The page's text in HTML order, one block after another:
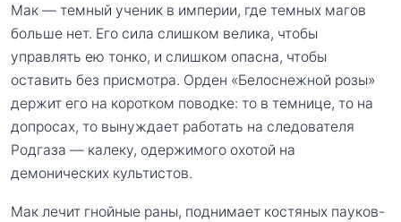
Мак — темный ученик в империи, где темных магов
больше нет. Его сила слишком велика, чтобы
управлять ею тонко, и слишком опасна, чтобы
оставить без присмотра. Орден «Белоснежной розы»
держит его на коротком поводке: то в темнице, то на
допросах, то вынуждает работать на следователя
Родгаза — калеку, одержимого охотой на
демонических культистов.
Мак лечит гнойные раны, поднимает костяных пауков-